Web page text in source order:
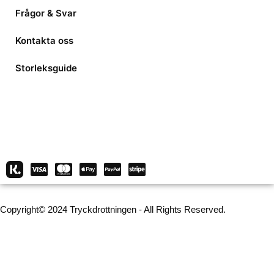
Frågor & Svar
Kontakta oss
Storleksguide
Copyright© 2024 Tryckdrottningen - All Rights Reserved.